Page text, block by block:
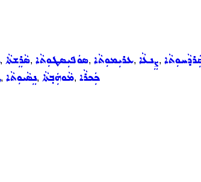
, ܣܵܪܸܫܬܵܐ, ܣܘܿܦܝܼܣܛܘܼܬܵܐ, ܥܪܝܼܡܘܼܬܵܐ, ܨܸܢܥܵܐ,
, ܢܸܣܵܝܘܼܬܵܐ, ܡܵܘܗܲܒ݂ܬܵܐ, ܟܲܟܪܵܐ